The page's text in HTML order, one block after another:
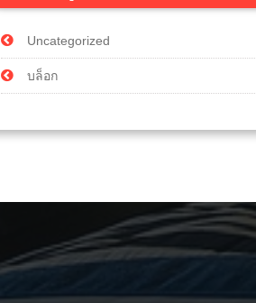
Uncategorized
บล็อก